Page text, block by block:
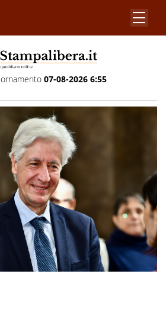
07-08-2026 6:55